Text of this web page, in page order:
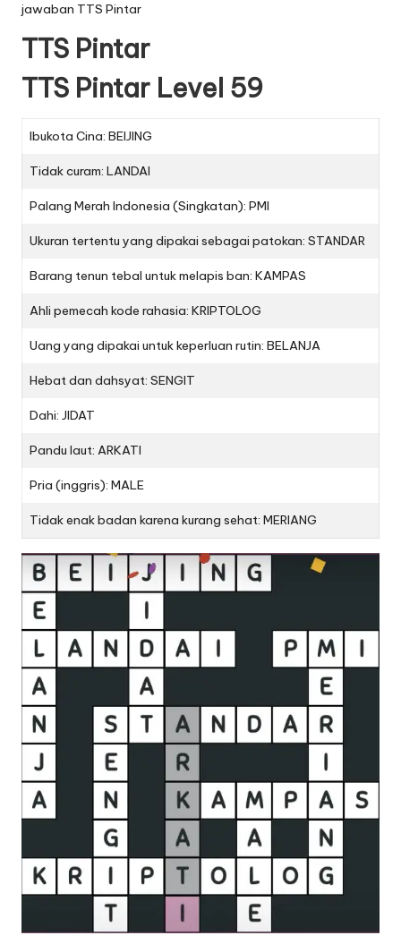
jawaban TTS Pintar
TTS Pintar
TTS Pintar Level 59
Ibukota Cina: BEIJING
Tidak curam: LANDAI
Palang Merah Indonesia (Singkatan): PMI
Ukuran tertentu yang dipakai sebagai patokan: STANDAR
Barang tenun tebal untuk melapis ban: KAMPAS
Ahli pemecah kode rahasia: KRIPTOLOG
Uang yang dipakai untuk keperluan rutin: BELANJA
Hebat dan dahsyat: SENGIT
Dahi: JIDAT
Pandu laut: ARKATI
Pria (inggris): MALE
Tidak enak badan karena kurang sehat: MERIANG